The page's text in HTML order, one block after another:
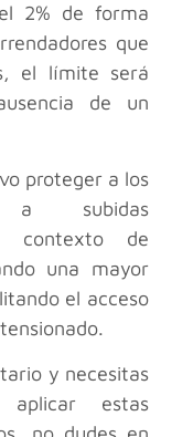
2% de forma
que
el límite será
de un
proteger a los
a subidas
contexto de
una mayor
el acceso
y necesitas
aplicar estas